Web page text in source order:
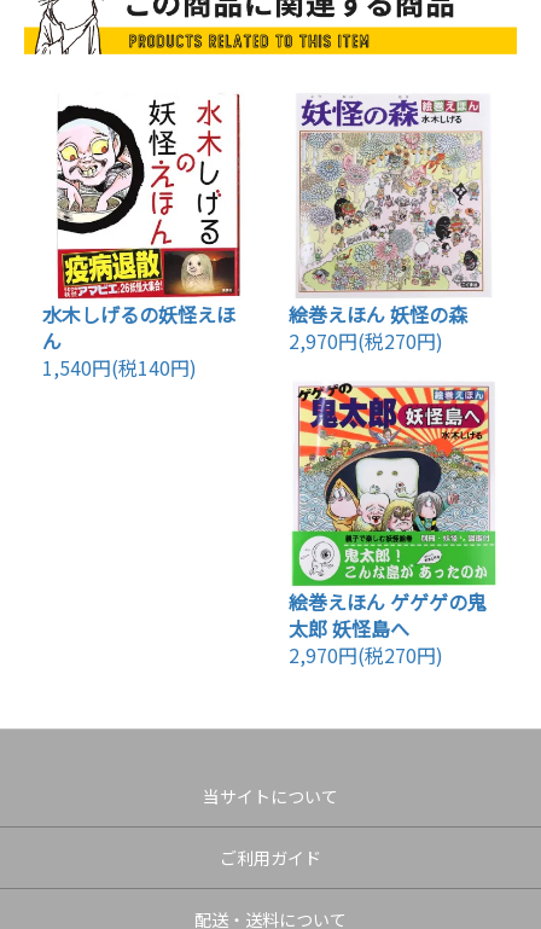
水木しげるの妖怪えほ
ん
1,540円(税140円)
絵巻えほん 妖怪の森
2,970円(税270円)
絵巻えほん ゲゲゲの鬼
太郎 妖怪島へ
2,970円(税270円)
当サイトについて
ご利用ガイド
配送・送料について